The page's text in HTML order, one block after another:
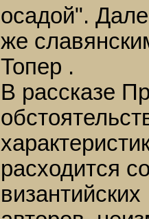
осадой".
же
Топер .
В рассказе
расходится
византийских